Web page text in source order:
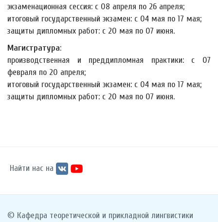
экзаменационная сессия: с 08 апреля по 26 апреля;
итоговый государственный экзамен: с 04 мая по 17 мая;
защиты дипломных работ: с 20 мая по 07 июня.
Магистратура:
производственная и преддипломная практики: с 07
февраля по 20 апреля;
итоговый государственный экзамен: с 04 мая по 17 мая;
защиты дипломных работ: с 20 мая по 07 июня.
Найти нас на
© Кафедра теоретической и прикладной лингвистики